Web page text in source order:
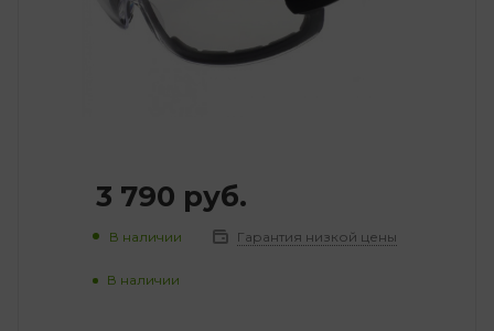
3 790 руб.
В наличии Гарантия низкой цены
В наличии